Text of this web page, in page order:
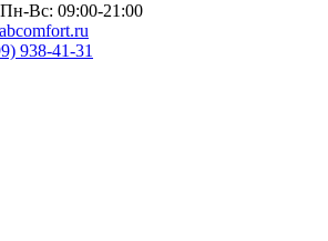
Пн-Вс: 09:00-21:00
938-41-31